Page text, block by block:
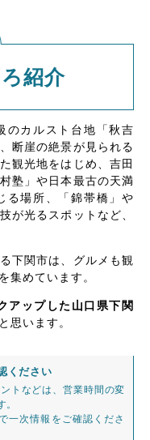
紹介
のカルスト台地「秋吉
断崖の絶景が見られる
観光地をはじめ、吉田
塾」や日本最古の天満
る場所、「錦帯橋」や
が光るスポットなど、
下関市は、グルメも観
集めています。
アップした山口県下関
思います。
ください
トなどは、営業時間の変
一次情報をご確認くださ